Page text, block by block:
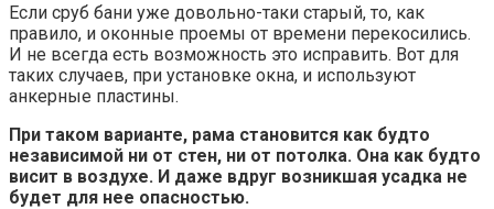
Если сруб бани уже довольно-таки старый, то, как
правило, и оконные проемы от времени перекосились.
И не всегда есть возможность это исправить. Вот для
таких случаев, при установке окна, и используют
анкерные пластины.
При таком варианте, рама становится как будто
независимой ни от стен, ни от потолка. Она как будто
висит в воздухе. И даже вдруг возникшая усадка не
будет для нее опасностью.